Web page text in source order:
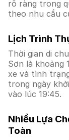
rõ ràng trong
theo nhu cầu
Lịch Trình
Thời gian di
Sơn là khoảng
xe và tình
trong ngày
vào lúc 19:45.
Nhiều Lựa
Toàn